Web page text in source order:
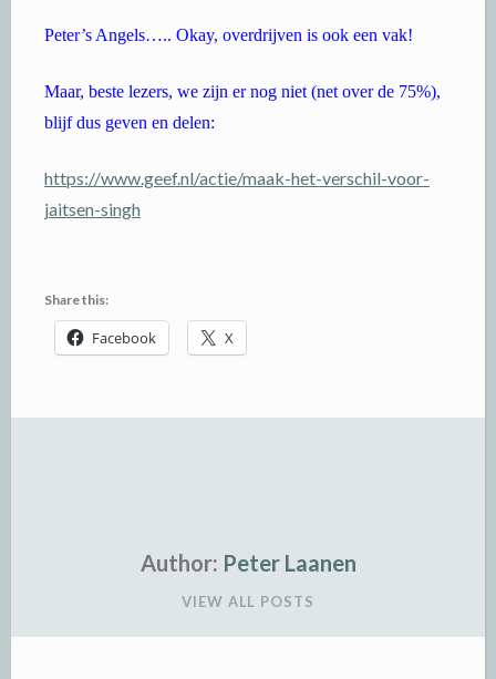
Peter’s Angels….. Okay, overdrijven is ook een vak!
Maar, beste lezers, we zijn er nog niet (net over de 75%),
blijf dus geven en delen:
https://www.geef.nl/actie/maak-het-verschil-voor-
jaitsen-singh
Share this:
Facebook X
Author: Peter Laanen
VIEW ALL POSTS